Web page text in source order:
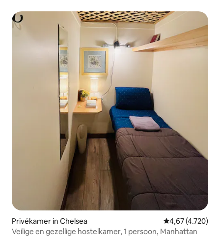
Privékamer in Chelsea Gemiddelde
4,67 (4.720)
Veilige en gezellige hostelkamer, 1 persoon, Manhattan